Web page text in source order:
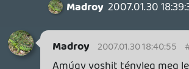
Lavitz 2007.01.30 15:52:20 #0oxp0
Jackal 2007.01.30 15:48:35